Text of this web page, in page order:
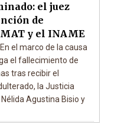
el juez
de
y el INAME
En el marco de la causa
el fallecimiento de
tras recibir el
la Justicia
Agustina Bisio y